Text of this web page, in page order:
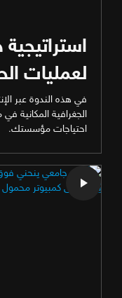
لعمليات
في هذه الندوة عبر
الجغرافية المكانية
احتياجات مؤسستك.